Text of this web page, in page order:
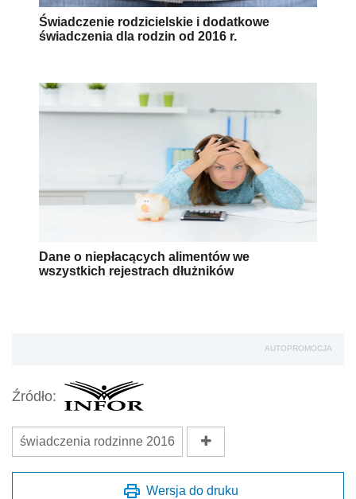
Świadczenie rodzicielskie i dodatkowe
świadczenia dla rodzin od 2016 r.
Dane o niepłacących alimentów we
wszystkich rejestrach dłużników
AUTOPROMOCJA
Źródło:
świadczenia rodzinne 2016
Wersja do druku